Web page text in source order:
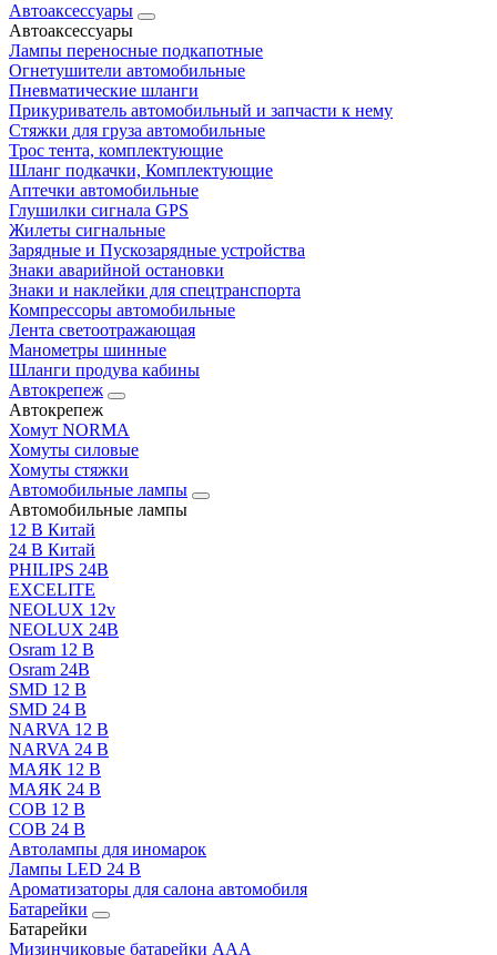
Автоаксессуары
Автоаксессуары
Лампы переносные подкапотные
Огнетушители автомобильные
Пневматические шланги
Прикуриватель автомобильный и запчасти к нему
Стяжки для груза автомобильные
Трос тента, комплектующие
Шланг подкачки, Комплектующие
Аптечки автомобильные
Глушилки сигнала GPS
Жилеты сигнальные
Зарядные и Пускозарядные устройства
Знаки аварийной остановки
Знаки и наклейки для спецтранспорта
Компрессоры автомобильные
Лента светоотражающая
Манометры шинные
Шланги продува кабины
Автокрепеж
Автокрепеж
Хомут NORMA
Хомуты силовые
Хомуты стяжки
Автомобильные лампы
Автомобильные лампы
12 В Китай
24 В Китай
PHILIPS 24В
EXCELITE
NEOLUX 12v
NEOLUX 24В
Osram 12 В
Osram 24В
SMD 12 В
SMD 24 В
NARVA 12 В
NARVA 24 В
МАЯК 12 В
МАЯК 24 В
COB 12 В
COB 24 В
Автолампы для иномарок
Лампы LED 24 B
Ароматизаторы для салона автомобиля
Батарейки
Батарейки
Мизинчиковые батарейки AAA